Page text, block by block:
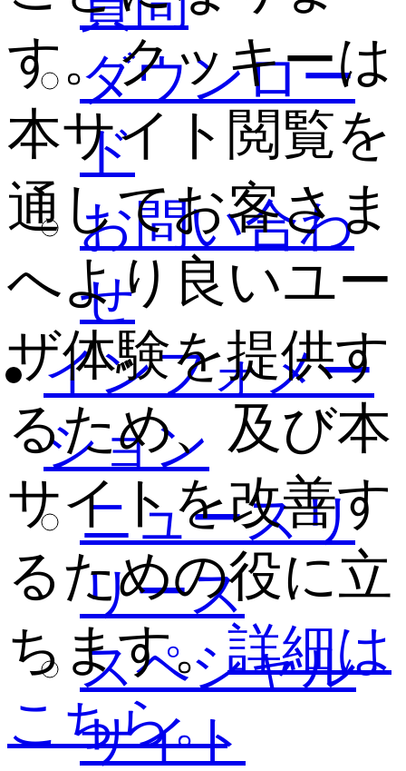
ダウンロー
ド
お問い合わ
せ
インフォメー
ション
ニュースリ
リース
スペシャル
サイト
す。クッキーは
本サイト閲覧を
通してお客さま
へより良いユー
ザ体験を提供す
るため、及び本
サイトを改善す
るための役に立
ちます。詳細は
こちら。